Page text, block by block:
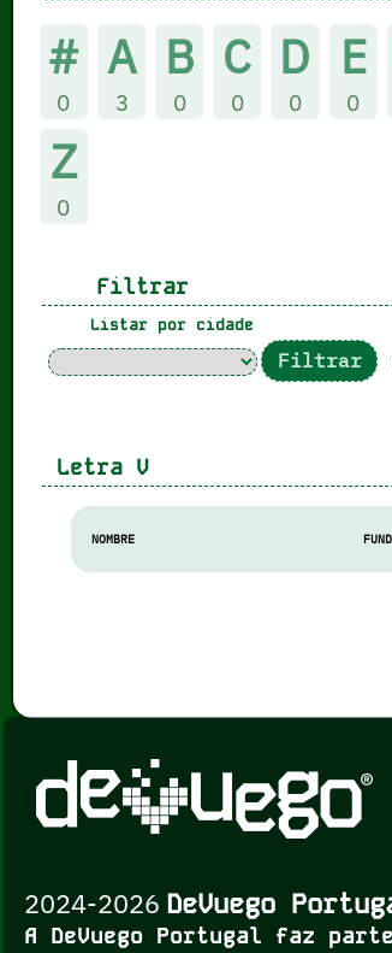
#
0
A
3
B
0
C
0
D
0
E
0
Z
0
Filtrar
Listar por cidade
Letra V
NOMBRE
2024-2026 DeVuego
A DeVuego Portugal faz parte